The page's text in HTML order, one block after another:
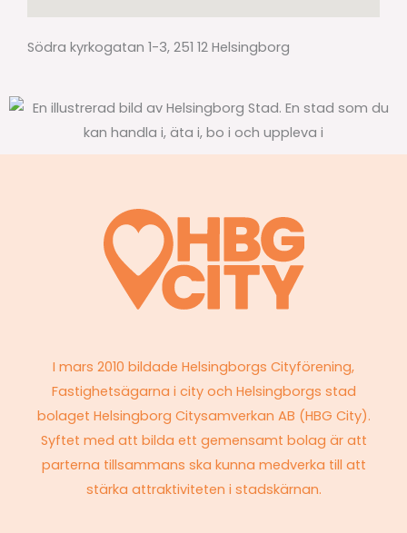
Södra kyrkogatan 1-3, 251 12 Helsingborg
I mars 2010 bildade Helsingborgs Cityförening,
Fastighetsägarna i city och Helsingborgs stad
bolaget Helsingborg Citysamverkan AB (HBG City).
Syftet med att bilda ett gemensamt bolag är att
parterna tillsammans ska kunna medverka till att
stärka attraktiviteten i stadskärnan.